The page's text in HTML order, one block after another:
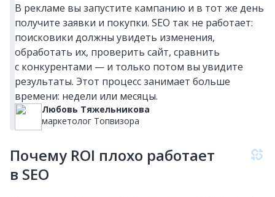
В рекламе вы запустите кампанию и в тот же день
получите заявки и покупки. SEO так не работает:
поисковики должны увидеть изменения,
обработать их, проверить сайт, сравнить
с конкурентами — и только потом вы увидите
результаты. Этот процесс занимает больше
времени: недели или месяцы.
Любовь Тяжельникова
маркетолог Топвизора
Почему ROI плохо работает
в SEO